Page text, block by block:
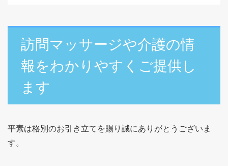
訪問マッサージや介護の情
報をわかりやすくご提供し
ます
平素は格別のお引き立てを賜り誠にありがとうございま
す。